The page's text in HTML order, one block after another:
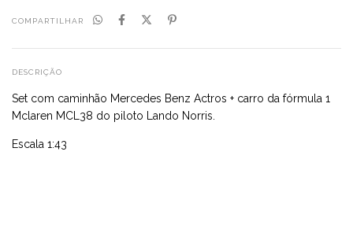
COMPARTILHAR
DESCRIÇÃO
Set com caminhão Mercedes Benz Actros + carro da fórmula 1
Mclaren MCL38 do piloto Lando Norris.
Escala 1:43